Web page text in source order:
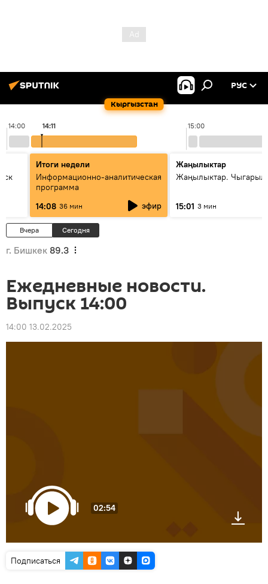
Кыргызстан
РУС
14:00 15:00
14:11
Итоги недели
Информационно-аналитическая
программа
14:08 36 мин эфир
Жаңылыктар
Жаңылыктар.
15:01 3 мин
Вчера Сегодня
г. Бишкек 89.3
Ежедневные новости.
Выпуск 14:00
14:00 13.02.2025
02:54
Подписаться